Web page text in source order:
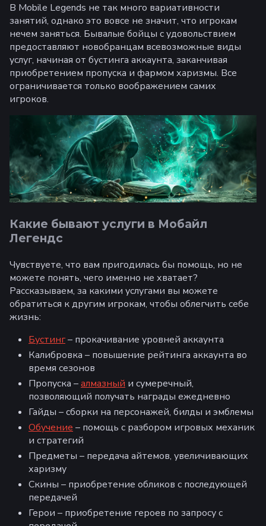
В Mobile Legends не так много вариативности
занятий, однако это вовсе не значит, что игрокам
нечем заняться. Бывалые бойцы с удовольствием
предоставляют новобранцам всевозможные виды
услуг, начиная от бустинга аккаунта, заканчивая
приобретением пропуска и фармом харизмы. Все
ограничивается только воображением самих
игроков.
Какие бывают услуги в Мобайл
Легендс
Чувствуете, что вам пригодилась бы помощь, но не
можете понять, чего именно не хватает?
Рассказываем, за какими услугами вы можете
обратиться к другим игрокам, чтобы облегчить себе
жизнь:
Бустинг– прокачивание уровней аккаунта
Калибровка – повышение рейтинга аккаунта во
время сезонов
Пропуска –алмазный и сумеречный,
позволяющий получать награды ежедневно
Гайды – сборки на персонажей, билды и эмблемы
Обучение – помощь с разбором игровых механик
и стратегий
Предметы – передача айтемов, увеличивающих
харизму
Скины – приобретение обликов с последующей
передачей
Герои – приобретение героев по запросу с